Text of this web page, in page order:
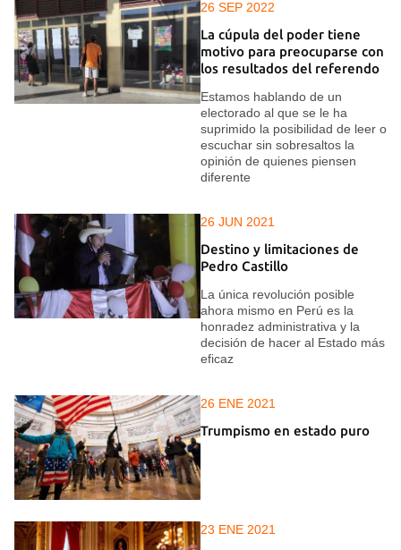
26 SEP 2022
La cúpula del poder tiene
motivo para preocuparse con
los resultados del referendo
Estamos hablando de un
electorado al que se le ha
suprimido la posibilidad de leer o
escuchar sin sobresaltos la
opinión de quienes piensen
diferente
26 JUN 2021
Destino y limitaciones de
Pedro Castillo
La única revolución posible
ahora mismo en Perú es la
honradez administrativa y la
decisión de hacer al Estado más
eficaz
26 ENE 2021
Trumpismo en estado puro
23 ENE 2021